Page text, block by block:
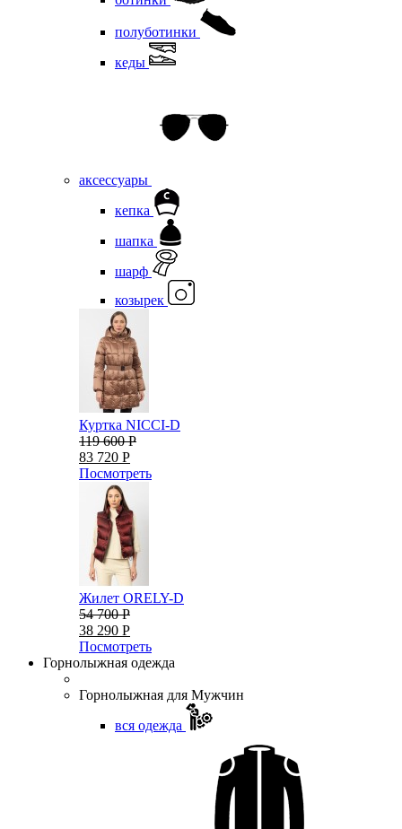
полуботинки
кеды
аксессуары
кепка
шапка
шарф
козырек
Куртка NICCI-D
119 600 Р
83 720 Р
Посмотреть
Жилет ORELY-D
54 700 Р
38 290 Р
Посмотреть
Горнолыжная одежда
Горнолыжная для Мужчин
вся одежда